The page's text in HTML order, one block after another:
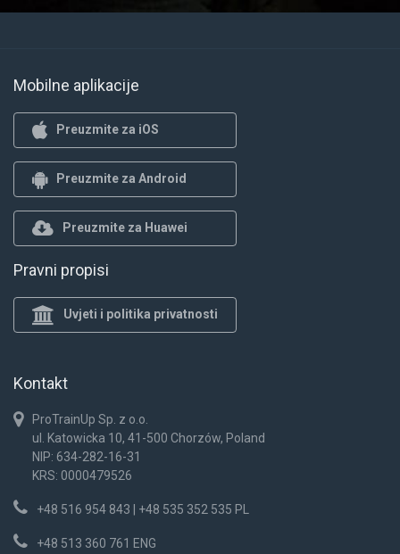
Mobilne aplikacije
Preuzmite za iOS
Preuzmite za Android
Preuzmite za Huawei
Pravni propisi
Uvjeti i politika privatnosti
Kontakt
ProTrainUp Sp. z o.o.
ul. Katowicka 10, 41-500 Chorzów, Poland
NIP: 634-282-16-31
KRS: 0000479526
+48 516 954 843 | +48 535 352 535 PL
+48 513 360 761 ENG